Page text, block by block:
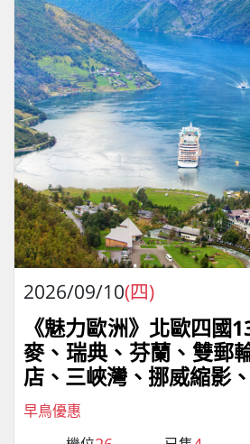
2026/09/10(四)
《魅力歐洲》北歐四國
麥、瑞典、芬蘭、雙郵
店、三峽灣、挪威縮影
早鳥優惠